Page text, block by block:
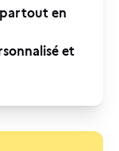
partout en
et